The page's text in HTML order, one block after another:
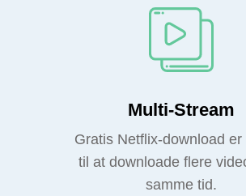
Multi-Stream
Gratis Netflix-download er
til at downloade flere
samme tid.